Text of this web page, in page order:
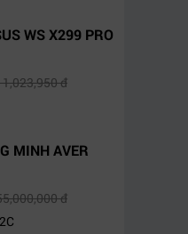
WS X299 PRO
đ
MINH AVER
đ